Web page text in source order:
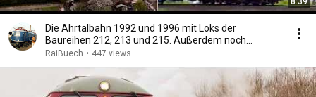
Die Ahrtalbahn 1992 und 1996 mit Loks der
Baureihen 212, 213 und 215. Außerdem noch
Sonderzüge.
RaiBuech • 447 views